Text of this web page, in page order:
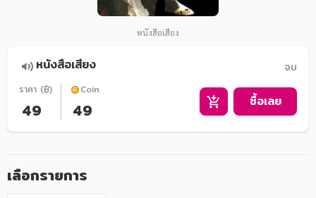
หนังสือเสียง
หนังสือเสียง จบ
ราคา (฿)
49
Coin
49 ซื้อเลย
เลือกรายการ